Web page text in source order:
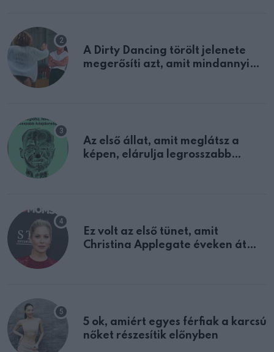
A Dirty Dancing törölt jelenete
megerősíti azt, amit mindannyian
Az első állat, amit meglátsz a
képen, elárulja legrosszabb
Ez volt az első tünet, amit
Christina Applegate éveken át
5 ok, amiért egyes férfiak a karcsú
nőket részesítik előnyben